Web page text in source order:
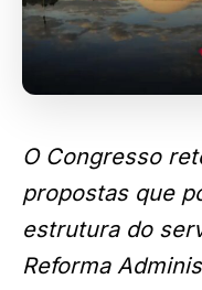
O Congresso
propostas que
estrutura do
Reforma